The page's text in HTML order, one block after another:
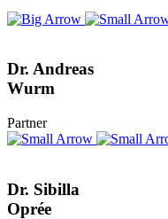
Dr. Andreas
Wurm
Partner
Dr. Sibilla
Oprée